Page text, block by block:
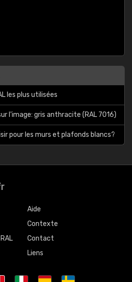
les plus utilisées
l'image: gris anthracite (RAL 7016)
pour les murs et plafonds blancs?
Aide
Contexte
Contact
Liens